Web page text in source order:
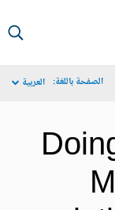
الصفحة باللغة: العربية